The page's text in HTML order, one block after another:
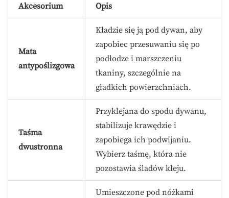
Akcesorium Opis
Mata
antypoślizgowa
Kładzie się ją pod dywan, aby
zapobiec przesuwaniu się po
podłodze i marszczeniu
tkaniny, szczególnie na
gładkich powierzchniach.
Taśma
dwustronna
Przyklejana do spodu dywanu,
stabilizuje krawędzie i
zapobiega ich podwijaniu.
Wybierz taśmę, która nie
pozostawia śladów kleju.
Umieszczone pod nóżkami